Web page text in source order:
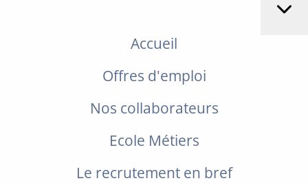
Accueil
Offres d'emploi
Nos collaborateurs
Ecole Métiers
Le recrutement en bref